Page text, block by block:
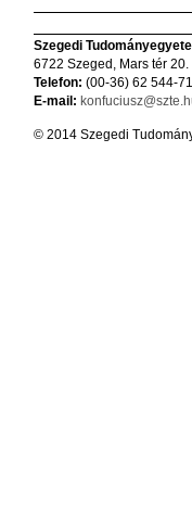
Szegedi
6722 Szeged, Mars tér 20.
Telefon: (00-36) 62 544-
E-mail:
© 2014 Szegedi